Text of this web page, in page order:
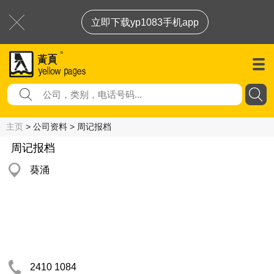
立即下载yp1083手机app
主页 > 公司资料 > 周记报档
周记报档
葵涌
2410 1084